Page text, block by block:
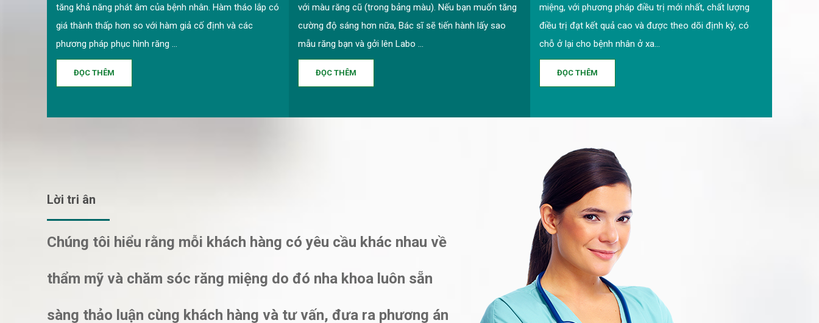
tăng khả năng phát âm của bệnh nhân. Hàm tháo lắp có
giá thành thấp hơn so với hàm giả cố định và các
phương pháp phục hình răng ...
ĐỌC THÊM
với màu răng cũ (trong bảng màu). Nếu bạn muốn tăng
cường độ sáng hơn nữa, Bác sĩ sẽ tiến hành lấy sao
mẫu răng bạn và gởi lên Labo ...
ĐỌC THÊM
miệng, với phương pháp điều trị mới nhất, chất lượng
điều trị đạt kết quả cao và được theo dõi định kỳ, có
chỗ ở lại cho bệnh nhân ở xa…
ĐỌC THÊM
Lời tri ân
Chúng tôi hiểu rằng mỗi khách hàng có yêu cầu khác nhau về
thẩm mỹ và chăm sóc răng miệng do đó nha khoa luôn sẵn
sàng thảo luận cùng khách hàng và tư vấn, đưa ra phương án